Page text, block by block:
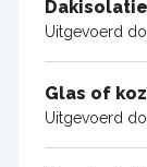
Dakisolatie
Uitgevoerd
Glas of
Uitgevoerd